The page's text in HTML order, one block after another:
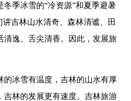
冬季冰雪的“冷资源”和夏季避暑
讲吉林山水清奇、森林清谧、田
清逸、舌尖清香。因此，发展旅
冰雪有温度，吉林的山水有厚
吉林的发展更有速度。吉林旅游